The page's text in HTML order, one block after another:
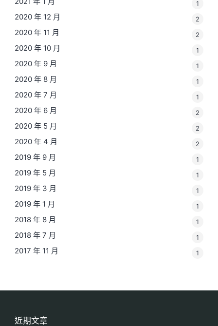
1
2020 年 12 月 2
2020 年 11 月 2
2020 年 10 月 1
2020 年 9 月 1
2020 年 8 月 1
2020 年 7 月 1
2020 年 6 月 2
2020 年 5 月 2
2020 年 4 月 2
2019 年 9 月 1
2019 年 5 月 1
2019 年 3 月 1
2019 年 1 月 1
2018 年 8 月 1
2018 年 7 月 1
2017 年 11 月 1
近期文章